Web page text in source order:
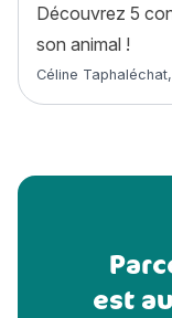
Découvrez 5
son animal !
Article rédigé par
Céline Taphaléchat,
est